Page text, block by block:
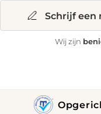
Schrijf een
Wij zijn